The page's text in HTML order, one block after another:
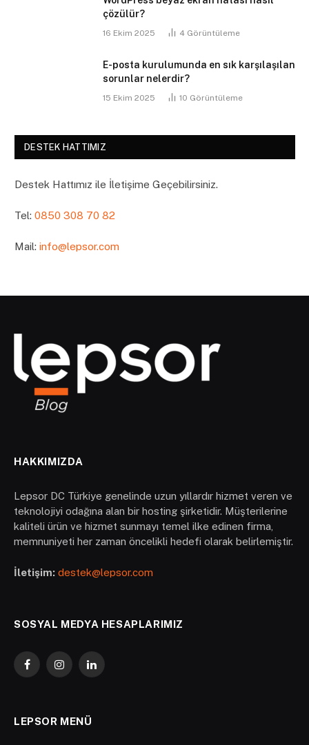
çözülür?
16 Ekim 2025 4 Görüntüleme
E-posta kurulumunda en sık karşılaşılan
sorunlar nelerdir?
15 Ekim 2025 10 Görüntüleme
DESTEK HATTIMIZ
Destek Hattımız ile İletişime Geçebilirsiniz.
Tel: 0850 308 70 82
Mail: info@lepsor.com
HAKKIMIZDA
Lepsor DC Türkiye genelinde uzun yıllardır hizmet veren ve
teknolojiyi odağına alan bir hosting şirketidir. Müşterilerine
kaliteli ürün ve hizmet sunmayı temel ilke edinen firma,
memnuniyeti her zaman öncelikli hedefi olarak belirlemiştir.
İletişim: destek@lepsor.com
SOSYAL MEDYA HESAPLARIMIZ
FacebookInstagramLinkedIn
LEPSOR MENÜ